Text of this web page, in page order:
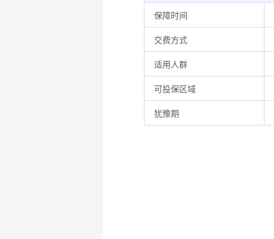
保障时间
交费方式
适用人群
可投保区域
犹豫期